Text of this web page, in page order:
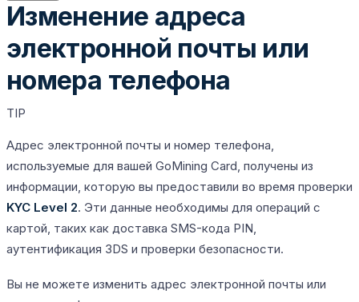
Изменение адреса
электронной почты или
номера телефона
TIP
Адрес электронной почты и номер телефона,
используемые для вашей GoMining Card, получены из
информации, которую вы предоставили во время проверки
KYC Level 2. Эти данные необходимы для операций с
картой, таких как доставка SMS-кода PIN,
аутентификация 3DS и проверки безопасности.
Вы не можете изменить адрес электронной почты или